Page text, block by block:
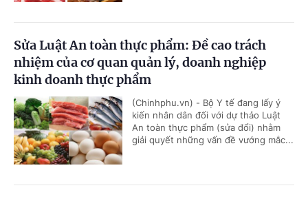
Sửa Luật An toàn thực phẩm: Đề cao trách
nhiệm của cơ quan quản lý, doanh nghiệp
kinh doanh thực phẩm
(Chinhphu.vn) - Bộ Y tế đang lấy ý
kiến nhân dân đối với dự thảo Luật
An toàn thực phẩm (sửa đổi) nhằm
giải quyết những vấn đề vướng mắc...